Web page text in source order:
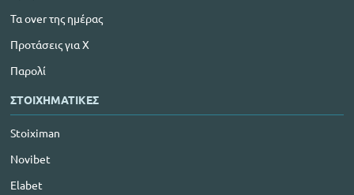
Τα over της ημέρας
Προτάσεις για Χ
Παρολί
ΣΤΟΙΧΗΜΑΤΙΚΕΣ
Stoiximan
Novibet
Elabet